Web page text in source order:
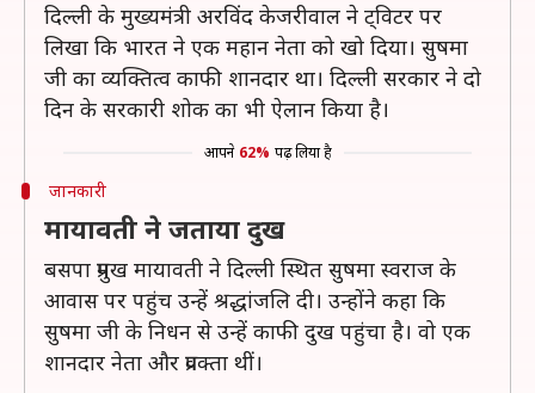
दिल्ली के मुख्यमंत्री अरविंद केजरीवाल ने ट्विटर पर
लिखा कि भारत ने एक महान नेता को खो दिया। सुषमा
जी का व्यक्तित्व काफी शानदार था। दिल्ली सरकार ने दो
दिन के सरकारी शोक का भी ऐलान किया है।
आपने 62% पढ़ लिया है
जानकारी
मायावती ने जताया दुख
बसपा प्रमुख मायावती ने दिल्ली स्थित सुषमा स्वराज के
आवास पर पहुंच उन्हें श्रद्धांजलि दी। उन्होंने कहा कि
सुषमा जी के निधन से उन्हें काफी दुख पहुंचा है। वो एक
शानदार नेता और प्रवक्ता थीं।